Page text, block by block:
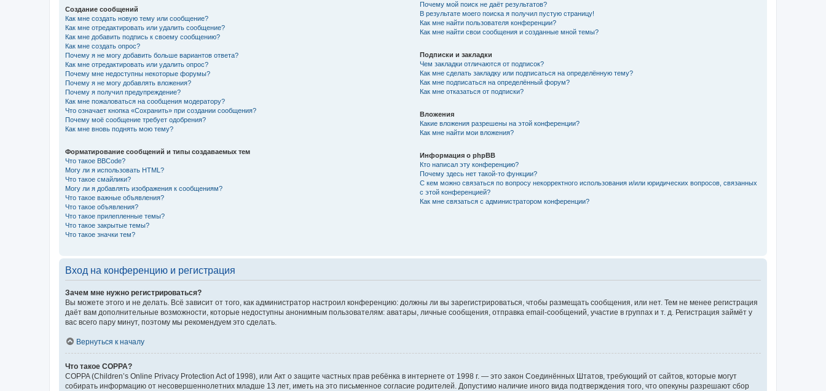
Создание сообщений
Как мне создать новую тему или сообщение?
Как мне отредактировать или удалить сообщение?
Как мне добавить подпись к своему сообщению?
Как мне создать опрос?
Почему я не могу добавить больше вариантов ответа?
Как мне отредактировать или удалить опрос?
Почему мне недоступны некоторые форумы?
Почему я не могу добавлять вложения?
Почему я получил предупреждение?
Как мне пожаловаться на сообщения модератору?
Что означает кнопка «Сохранить» при создании сообщения?
Почему моё сообщение требует одобрения?
Как мне вновь поднять мою тему?
Форматирование сообщений и типы создаваемых тем
Что такое BBCode?
Могу ли я использовать HTML?
Что такое смайлики?
Могу ли я добавлять изображения к сообщениям?
Что такое важные объявления?
Что такое объявления?
Что такое прилепленные темы?
Что такое закрытые темы?
Что такое значки тем?
Почему мой поиск не даёт результатов?
В результате моего поиска я получил пустую страницу!
Как мне найти пользователя конференции?
Как мне найти свои сообщения и созданные мной темы?
Подписки и закладки
Чем закладки отличаются от подписок?
Как мне сделать закладку или подписаться на определённую тему?
Как мне подписаться на определённый форум?
Как мне отказаться от подписки?
Вложения
Какие вложения разрешены на этой конференции?
Как мне найти мои вложения?
Информация о phpBB
Кто написал эту конференцию?
Почему здесь нет такой-то функции?
С кем можно связаться по вопросу некорректного использования и/или юридических вопросов, связанных
с этой конференцией?
Как мне связаться с администратором конференции?
Вход на конференцию и регистрация
Зачем мне нужно регистрироваться?
Вы можете этого и не делать. Всё зависит от того, как администратор настроил конференцию: должны ли вы зарегистрироваться, чтобы размещать сообщения, или нет. Тем не менее регистрация
даёт вам дополнительные возможности, которые недоступны анонимным пользователям: аватары, личные сообщения, отправка email-сообщений, участие в группах и т. д. Регистрация займёт у
вас всего пару минут, поэтому мы рекомендуем это сделать.
Вернуться к началу
Что такое COPPA?
COPPA (Children’s Online Privacy Protection Act of 1998), или Акт о защите частных прав ребёнка в интернете от 1998 г. — это закон Соединённых Штатов, требующий от сайтов, которые могут
собирать информацию от несовершеннолетних младше 13 лет, иметь на это письменное согласие родителей. Допустимо наличие иного вида подтверждения того, что опекуны разрешают сбор